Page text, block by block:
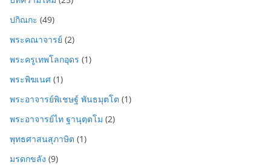
ปกิณกะ (49)
พระคณาจารย์ (2)
พระครูเทพโลกอุดร (1)
พระพิฆเนศ (1)
พระอาจารย์พิเชษฐ์ พันธมุตโต (1)
พระอาจารย์ไท ฐานุตฺตโม (2)
พุทธศาสนสุภาษิต (1)
มรดกขลัง (9)